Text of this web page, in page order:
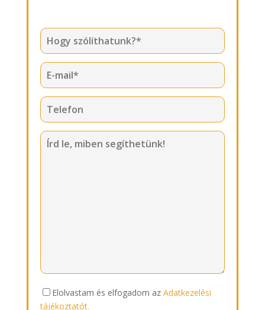
Elolvastam és elfogadom az Adatkezelési
tájékoztatót.